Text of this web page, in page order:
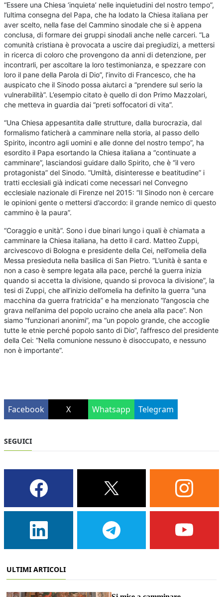
“Essere una Chiesa ‘inquieta’ nelle inquietudini del nostro tempo”,
l’ultima consegna del Papa, che ha lodato la Chiesa italiana per
aver scelto, nella fase del Cammino sinodale che si è appena
conclusa, di formare dei gruppi sinodali anche nelle carceri. “La
comunità cristiana è provocata a uscire dai pregiudizi, a mettersi
in ricerca di coloro che provengono da anni di detenzione, per
incontrarli, per ascoltare la loro testimonianza, e spezzare con
loro il pane della Parola di Dio”, l’invito di Francesco, che ha
auspicato che il Sinodo possa aiutarci a “prendere sul serio la
vulnerabilità”. L’esempio citato è quello di don Primo Mazzolari,
che metteva in guardia dai “preti soffocatori di vita”.
“Una Chiesa appesantita dalle strutture, dalla burocrazia, dal
formalismo faticherà a camminare nella storia, al passo dello
Spirito, incontro agli uomini e alle donne del nostro tempo”, ha
esordito il Papa esortando la Chiesa italiana a “continuate a
camminare”, lasciandosi guidare dallo Spirito, che è “il vero
protagonista” del Sinodo. “Umiltà, disinteresse e beatitudine” i
tratti ecclesiali già indicati come necessari nel Convegno
ecclesiale nazionale di Firenze nel 2015: “Il Sinodo non è cercare
le opinioni gente o mettersi d’accordo: il grande nemico di questo
cammino è la paura”.
“Coraggio e unità”. Sono i due binari lungo i quali è chiamata a
camminare la Chiesa italiana, ha detto il card. Matteo Zuppi,
arcivescovo di Bologna e presidente della Cei, nell’omelia della
Messa presieduta nella basilica di San Pietro. “L’unità è santa e
non a caso è sempre legata alla pace, perché la guerra inizia
quando si accetta la divisione, quando si provoca la divisione”, la
tesi di Zuppi, che all’inizio dell’omelia ha definito la guerra “una
macchina da guerra fratricida” e ha menzionato “l’angoscia che
grava nell’anima del popolo ucraino che anela alla pace”. Non
siamo “funzionari anonimi”, ma “un popolo grande, che accoglie
tutte le etnie perché popolo santo di Dio”, l’affresco del presidente
della Cei: “Nella comunione nessuno è disoccupato, e nessuno
non è importante”.
Facebook X Whatsapp Telegram
SEGUICI
ULTIMI ARTICOLI